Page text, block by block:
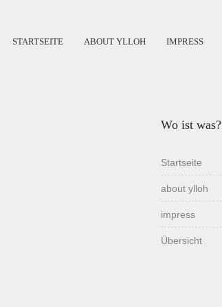
STARTSEITE ABOUT YLLOH IMPRESS
Wo ist was?
Startseite
about ylloh
impress
Übersicht